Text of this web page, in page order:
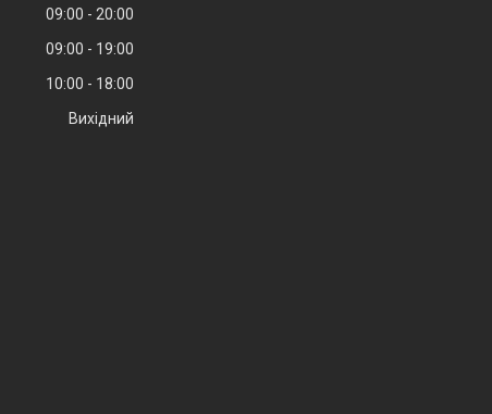
09:00
20:00
09:00
19:00
10:00
18:00
Вихідний